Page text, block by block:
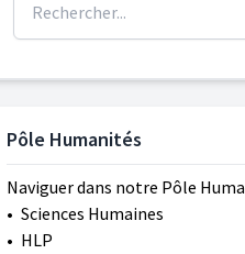
Pôle Humanités
Naviguer dans notre Pôle
• Sciences Humaines
• HLP